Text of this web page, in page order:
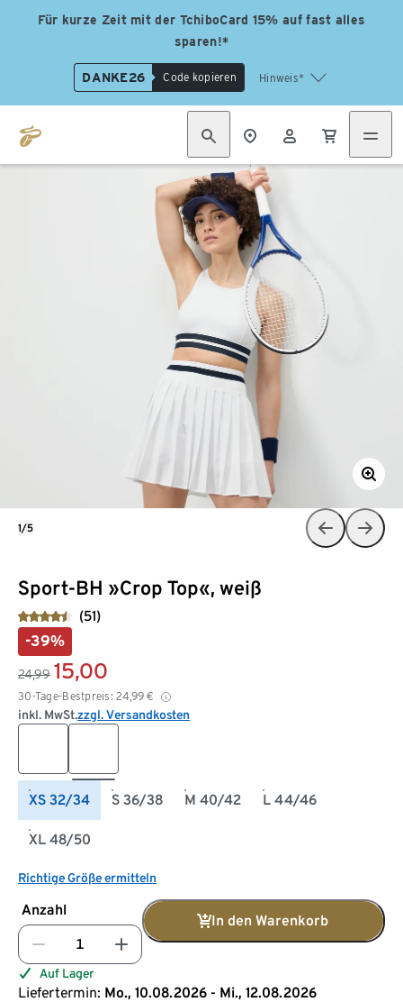
Für kurze Zeit mit der TchiboCard 15% auf fast alles
sparen!*
DANKE26 Code kopieren Hinweis*
Sport-BH »Crop Top«, weiß
(51)
-39%
24,99 15,00
30-Tage-Bestpreis: 24,99 €
inkl. MwSt.zzgl. Versandkosten
XS 32/34 S 36/38 M 40/42 L 44/46
XL 48/50
Richtige Größe ermitteln
Anzahl
In den Warenkorb
Auf Lager
Liefertermin: Mo., 10.08.2026 - Mi., 12.08.2026
1/5